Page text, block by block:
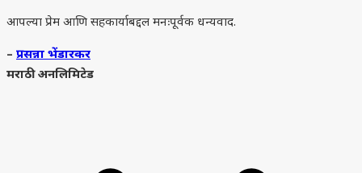
आपल्या प्रेम आणि सहकार्याबद्दल मनःपूर्वक धन्यवाद.
– प्रसन्ना भेंडारकर
मराठी अनलिमिटेड